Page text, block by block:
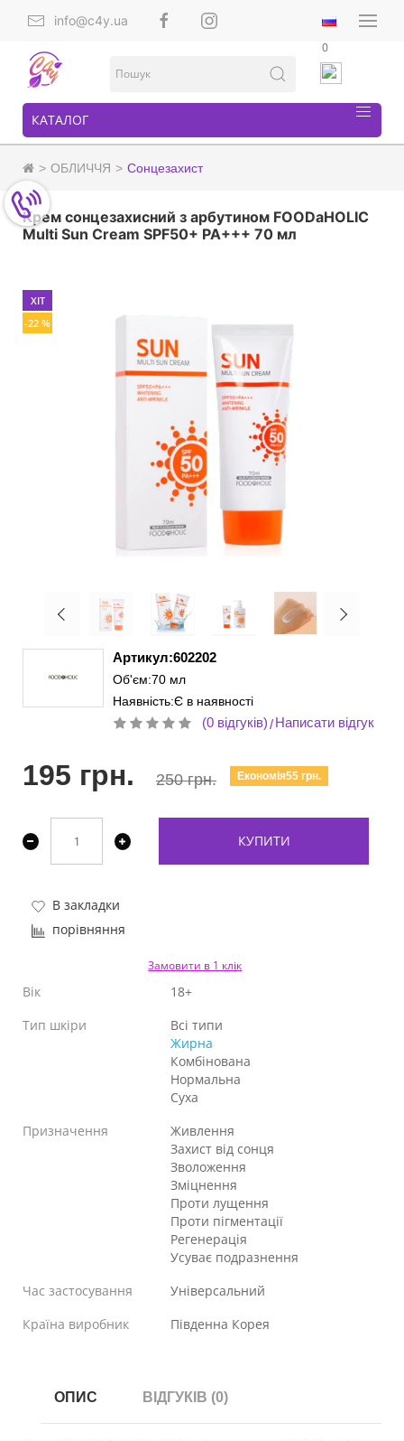
info@c4y.ua
0
КАТАЛОГ
ОБЛИЧЧЯ Сонцезахист
Крем сонцезахисний з арбутином FOODaHOLIC
Multi Sun Cream SPF50+ PA+++ 70 мл
ХІТ
-22 %
Артикул:602202
Об'єм:70 мл
Наявність:Є в наявності
(0 відгуків)/Написати відгук
195 грн. 250 грн. Економія55 грн.
КУПИТИ
В закладки
порівняння
Замовити в 1 клік
Вік
18+
Тип шкіри
Всі типи
Жирна
Комбінована
Нормальна
Суха
Призначення
Живлення
Захист від сонця
Зволоження
Зміцнення
Проти лущення
Проти пігментації
Регенерація
Усуває подразнення
Час застосування
Універсальний
Країна виробник
Південна Корея
ОПИС ВІДГУКІВ (0)